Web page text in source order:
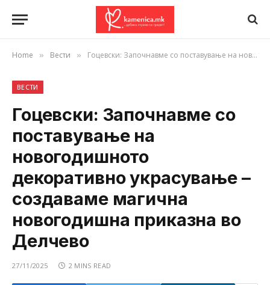
Home » Вести » Гоцевски: Започнавме со поставување на новогодишното декоративно украсување – создаваме магична новогодишна приказна во Делчево
ВЕСТИ
Гоцевски: Започнавме со
поставување на
новогодишното
декоративно украсување –
создаваме магична
новогодишна приказна во
Делчево
27/11/2025 2 MINS READ